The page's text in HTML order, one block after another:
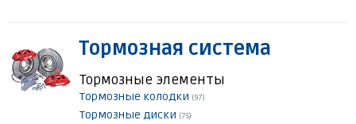
Тормозная система
Тормозные элементы
Тормозные колодки (97)
Тормозные диски (75)